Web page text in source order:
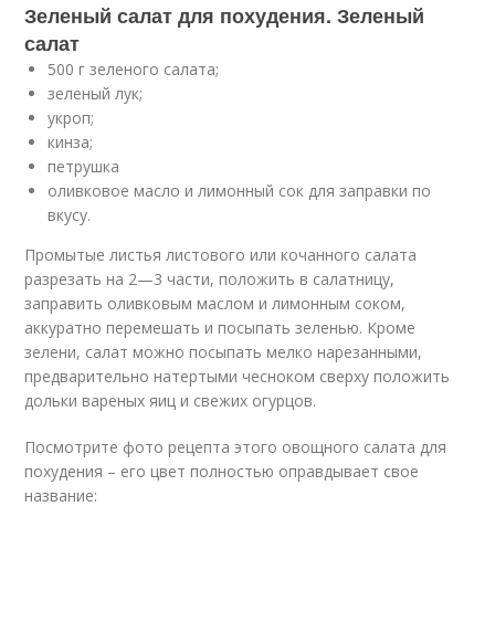
Зеленый салат для похудения. Зеленый
салат
500 г зеленого салата;
зеленый лук;
укроп;
кинза;
петрушка
оливковое масло и лимонный сок для заправки по
вкусу.
Промытые листья листового или кочанного салата
разрезать на 2—3 части, положить в салатницу,
заправить оливковым маслом и лимонным соком,
аккуратно перемешать и посыпать зеленью. Кроме
зелени, салат можно посыпать мелко нарезанными,
предварительно натертыми чесноком сверху положить
дольки вареных яиц и свежих огурцов.
Посмотрите фото рецепта этого овощного салата для
похудения – его цвет полностью оправдывает свое
название: